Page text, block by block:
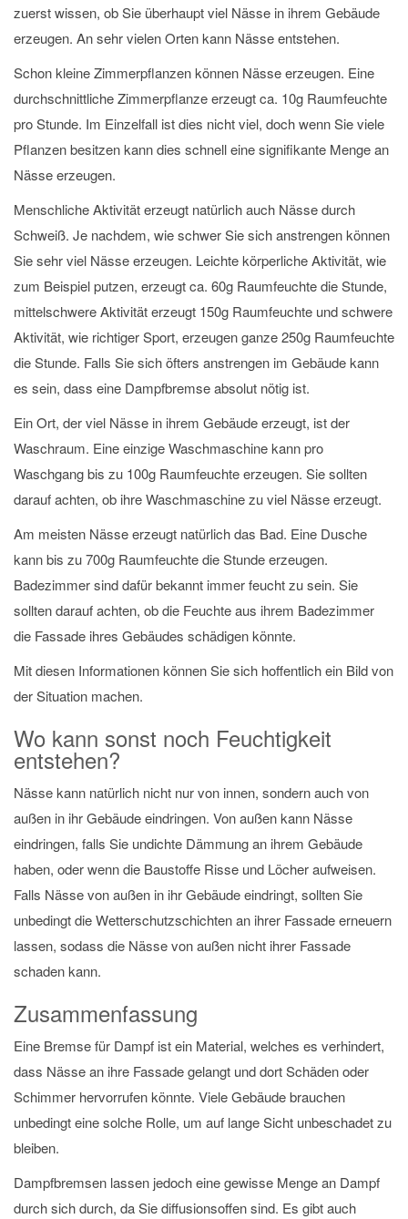
zuerst wissen, ob Sie überhaupt viel Nässe in ihrem Gebäude
erzeugen. An sehr vielen Orten kann Nässe entstehen.
Schon kleine Zimmerpflanzen können Nässe erzeugen. Eine
durchschnittliche Zimmerpflanze erzeugt ca. 10g Raumfeuchte
pro Stunde. Im Einzelfall ist dies nicht viel, doch wenn Sie viele
Pflanzen besitzen kann dies schnell eine signifikante Menge an
Nässe erzeugen.
Menschliche Aktivität erzeugt natürlich auch Nässe durch
Schweiß. Je nachdem, wie schwer Sie sich anstrengen können
Sie sehr viel Nässe erzeugen. Leichte körperliche Aktivität, wie
zum Beispiel putzen, erzeugt ca. 60g Raumfeuchte die Stunde,
mittelschwere Aktivität erzeugt 150g Raumfeuchte und schwere
Aktivität, wie richtiger Sport, erzeugen ganze 250g Raumfeuchte
die Stunde. Falls Sie sich öfters anstrengen im Gebäude kann
es sein, dass eine Dampfbremse absolut nötig ist.
Ein Ort, der viel Nässe in ihrem Gebäude erzeugt, ist der
Waschraum. Eine einzige Waschmaschine kann pro
Waschgang bis zu 100g Raumfeuchte erzeugen. Sie sollten
darauf achten, ob ihre Waschmaschine zu viel Nässe erzeugt.
Am meisten Nässe erzeugt natürlich das Bad. Eine Dusche
kann bis zu 700g Raumfeuchte die Stunde erzeugen.
Badezimmer sind dafür bekannt immer feucht zu sein. Sie
sollten darauf achten, ob die Feuchte aus ihrem Badezimmer
die Fassade ihres Gebäudes schädigen könnte.
Mit diesen Informationen können Sie sich hoffentlich ein Bild von
der Situation machen.
Wo kann sonst noch Feuchtigkeit
entstehen?
Nässe kann natürlich nicht nur von innen, sondern auch von
außen in ihr Gebäude eindringen. Von außen kann Nässe
eindringen, falls Sie undichte Dämmung an ihrem Gebäude
haben, oder wenn die Baustoffe Risse und Löcher aufweisen.
Falls Nässe von außen in ihr Gebäude eindringt, sollten Sie
unbedingt die Wetterschutzschichten an ihrer Fassade erneuern
lassen, sodass die Nässe von außen nicht ihrer Fassade
schaden kann.
Zusammenfassung
Eine Bremse für Dampf ist ein Material, welches es verhindert,
dass Nässe an ihre Fassade gelangt und dort Schäden oder
Schimmer hervorrufen könnte. Viele Gebäude brauchen
unbedingt eine solche Rolle, um auf lange Sicht unbeschadet zu
bleiben.
Dampfbremsen lassen jedoch eine gewisse Menge an Dampf
durch sich durch, da Sie diffusionsoffen sind. Es gibt auch